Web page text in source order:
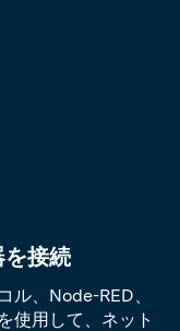
接続
ル、Node-RED、
使用して、ネット